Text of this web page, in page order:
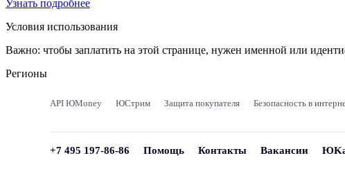
Узнать подробнее
Условия использования
Важно: чтобы заплатить на этой странице, нужен именной или
Регионы
API ЮMoney ЮСтрим Защита покупателя Безопасность в
+7 495 197-86-86 Помощь Контакты Вакансии